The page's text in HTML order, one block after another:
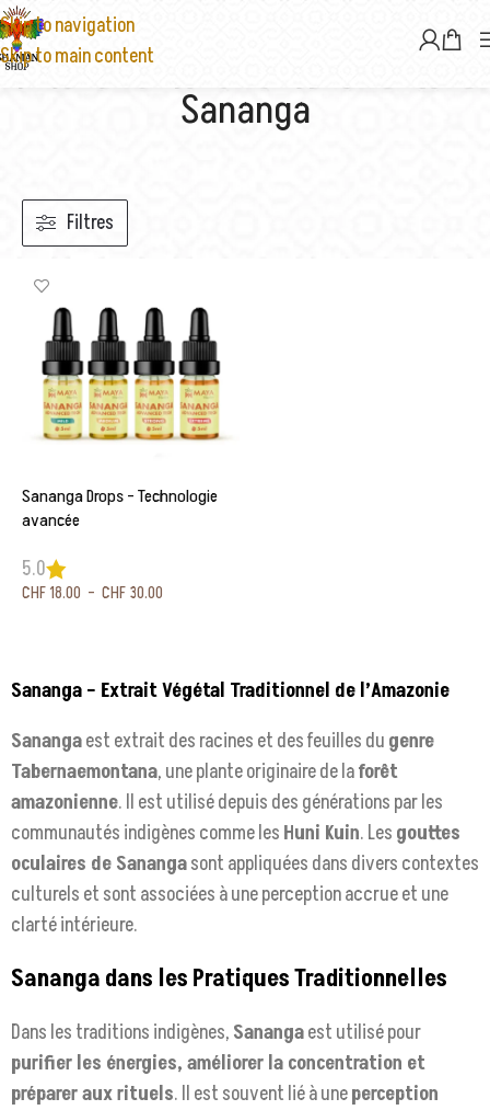
Skip to navigation
Skip to main content
Sananga
Filtres
Sananga Drops – Technologie
avancée
5.0
CHF18.00 – CHF30.00
Sananga – Extrait Végétal Traditionnel de l’Amazonie
Sanangaest extrait des racines et des feuilles du genre
Tabernaemontana, une plante originaire de laforêt
amazonienne. Il est utilisé depuis des générations par les
communautés indigènes comme les Huni Kuin. Les gouttes
oculaires de Sanangasont appliquées dans divers contextes
culturels et sont associées à une perception accrue et une
clarté intérieure.
Sananga dans les Pratiques Traditionnelles
Dans les traditions indigènes, Sanangaest utilisé pour
purifier les énergies, améliorer la concentration et
préparer aux rituels. Il est souvent lié à uneperception